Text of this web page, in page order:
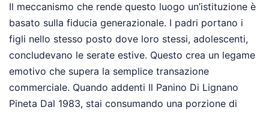
Il meccanismo che rende questo luogo un’istituzione è
basato sulla fiducia generazionale. I padri portano i
figli nello stesso posto dove loro stessi, adolescenti,
concludevano le serate estive. Questo crea un legame
emotivo che supera la semplice transazione
commerciale. Quando addenti Il Panino Di Lignano
Pineta Dal 1983, stai consumando una porzione di